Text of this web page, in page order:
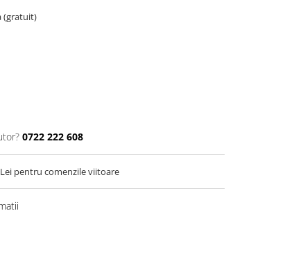
(gratuit)
0722 222 608
Lei pentru comenzile viitoare